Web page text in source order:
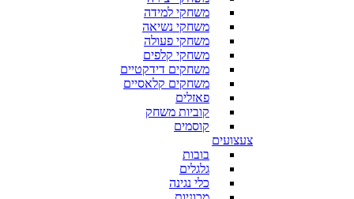
משחקי למידה
משחקי נשיאה
משחקי פעולה
משחקי קלפים
משחקים דידקטיים
משחקים קלאסיים
פאזלים
קוביות משחק
קוסמים
צעצועים
בובות
גלגלים
כלי נגינה